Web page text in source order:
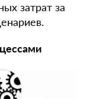
затрат за